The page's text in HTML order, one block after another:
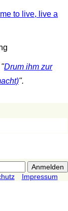
to live, live a
Drum ihm zur
".
Impressum